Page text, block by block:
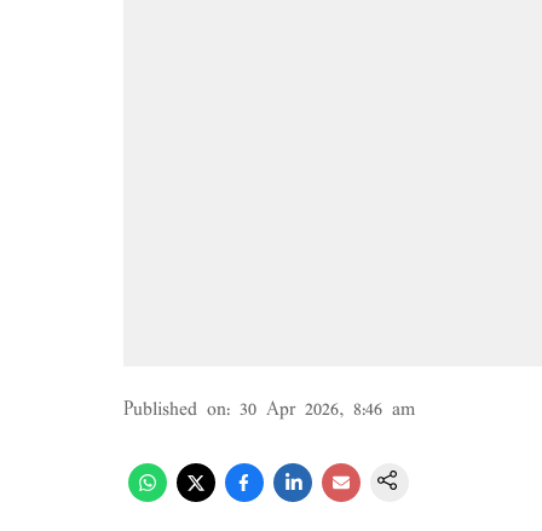
Published on: 30 Apr 2026, 8:46 am